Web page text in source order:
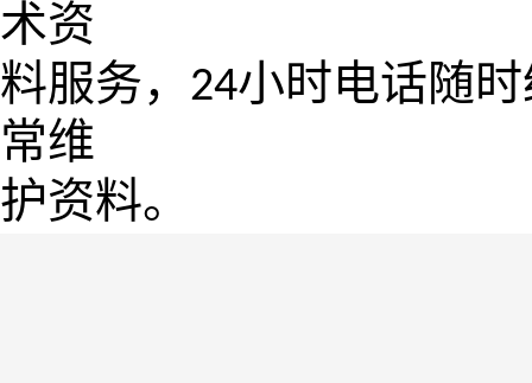
术资
料服务， 24小时电话随
常维
护资料。